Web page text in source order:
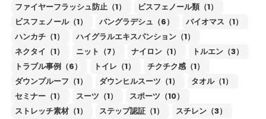
ファイヤーフラッシュ防止（1）
ビスフェノール類（1）
ビスフェノール（1）
バングラデシュ（6）
バイオマス（1）
ハンカチ（1）
ハイグラルエキスパンション（1）
ネクタイ（1）
ニット（7） ナイロン（1）
トルエン（3）
トラブル事例（6）
トイレ（1）
チクチク感（1）
ダウンプルーフ（1）
ダウンヒルスーツ（1）
タオル（1）
セミナー（1）
スーツ（1）
スポーツ（10）
ストレッチ素材（1）
ステップ認証（1）
スチレン（3）